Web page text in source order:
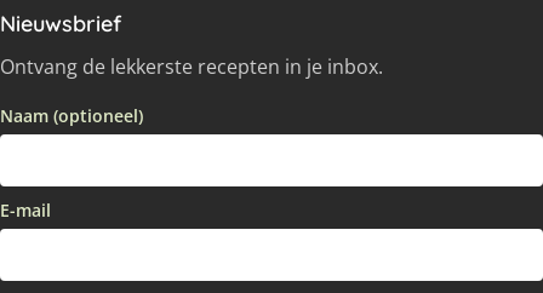
Nieuwsbrief
Ontvang de lekkerste recepten in je inbox.
Naam (optioneel)
E-mail